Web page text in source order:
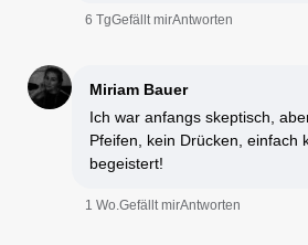
6 TgGefällt mirAntworten
Miriam Bauer
Ich war anfangs skeptisch,
Pfeifen, kein Drücken, einfach
begeistert!
1 Wo. Gefällt mirAntworten